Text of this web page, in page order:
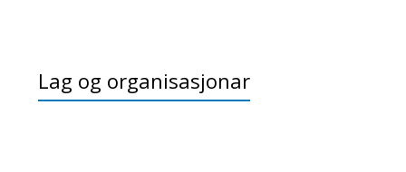
Lag og organisasjonar